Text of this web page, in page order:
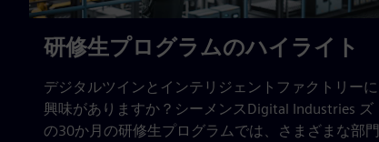
研修生プログラムのハイライト
デジタルツインとインテリジェントファクトリーに
興味がありますか？シーメンスDigital Industries ズ
の30か月の研修生プログラムでは、さまざまな部門